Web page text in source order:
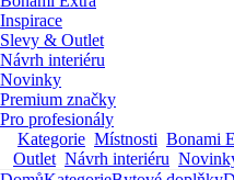
Inspirace
Slevy & Outlet
Návrh interiéru
Novinky
Premium značky
Pro profesionály
Kategorie Místnosti Bonami
Outlet Návrh interiéru